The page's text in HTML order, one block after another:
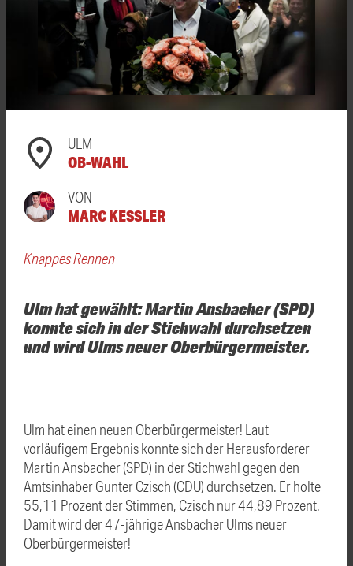
ULM
OB-WAHL
VON
MARC KESSLER
Knappes Rennen
Ulm hat gewählt: Martin Ansbacher (SPD)
konnte sich in der Stichwahl durchsetzen
und wird Ulms neuer Oberbürgermeister.
Ulm hat einen neuen Oberbürgermeister! Laut
vorläufigem Ergebnis konnte sich der Herausforderer
Martin Ansbacher (SPD) in der Stichwahl gegen den
Amtsinhaber Gunter Czisch (CDU) durchsetzen. Er holte
55,11 Prozent der Stimmen, Czisch nur 44,89 Prozent.
Damit wird der 47-jährige Ansbacher Ulms neuer
Oberbürgermeister!